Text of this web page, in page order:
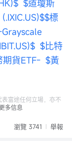
$道瓊斯
$標
$比特
期貨ETF- $黃
富途任何立場，亦不
多信息
瀏覽 3741 舉報